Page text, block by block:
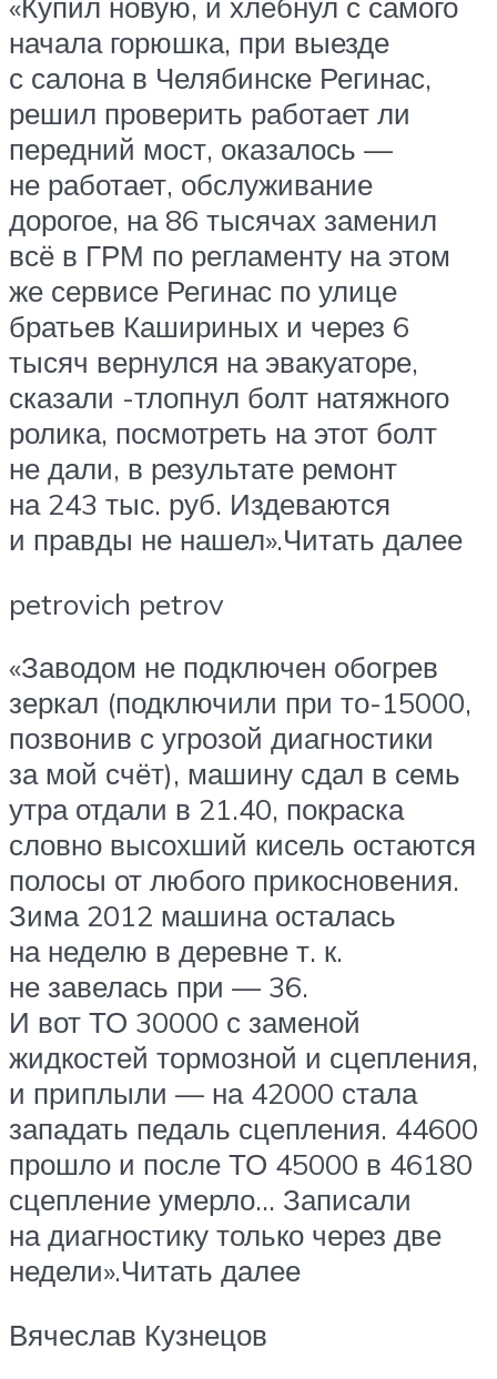
начала горюшка, при выезде
с салона в Челябинске Регинас,
решил проверить работает ли
передний мост, оказалось —
не работает, обслуживание
дорогое, на 86 тысячах заменил
всё в ГРМ по регламенту на этом
же сервисе Регинас по улице
братьев Кашириных и через 6
тысяч вернулся на эвакуаторе,
сказали -тлопнул болт натяжного
ролика, посмотреть на этот болт
не дали, в результате ремонт
на 243 тыс. руб. Издеваются
и правды не нашел».Читать далее
petrovich petrov
«Заводом не подключен обогрев
зеркал (подключили при то-15000,
позвонив с угрозой диагностики
за мой счёт), машину сдал в семь
утра отдали в 21.40, покраска
словно высохший кисель остаются
полосы от любого прикосновения.
Зима 2012 машина осталась
на неделю в деревне т. к.
не завелась при — 36.
И вот ТО 30000 с заменой
жидкостей тормозной и сцепления,
и приплыли — на 42000 стала
западать педаль сцепления. 44600
прошло и после ТО 45000 в 46180
сцепление умерло… Записали
на диагностику только через две
недели».Читать далее
Вячеслав Кузнецов